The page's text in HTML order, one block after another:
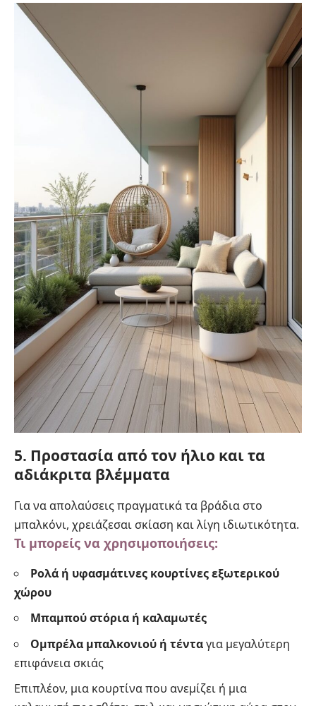
5. Προστασία από τον ήλιο και τα
αδιάκριτα βλέμματα
Για να απολαύσεις πραγματικά τα βράδια στο
μπαλκόνι, χρειάζεσαι σκίαση και λίγη ιδιωτικότητα.
Τι μπορείς να χρησιμοποιήσεις:
Ρολά ή υφασμάτινες κουρτίνες εξωτερικού
χώρου
Μπαμπού στόρια ή καλαμωτές
Ομπρέλα μπαλκονιού ή τένταγια μεγαλύτερη
επιφάνεια σκιάς
Επιπλέον, μια κουρτίνα που ανεμίζει ή μια